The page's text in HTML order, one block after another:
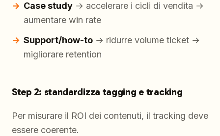
Case study → accelerare i cicli di vendita →
aumentare win rate
Support/how-to → ridurre volume ticket →
migliorare retention
Step 2: standardizza tagging e tracking
Per misurare il ROI dei contenuti, il tracking deve
essere coerente.